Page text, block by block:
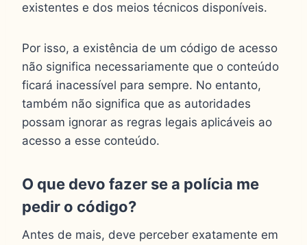
existentes e dos meios técnicos disponíveis.
Por isso, a existência de um código de acesso
não significa necessariamente que o conteúdo
ficará inacessível para sempre. No entanto,
também não significa que as autoridades
possam ignorar as regras legais aplicáveis ao
acesso a esse conteúdo.
O que devo fazer se a polícia me
pedir o código?
Antes de mais, deve perceber exatamente em